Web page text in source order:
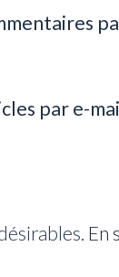
par e-
En